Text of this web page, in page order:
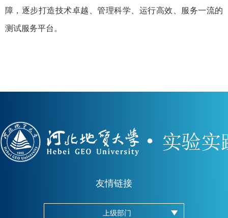
障，逐步打造技术卓越、管理科学、运行高效、服务一流的
测试服务平台。
友情链接
上级部门